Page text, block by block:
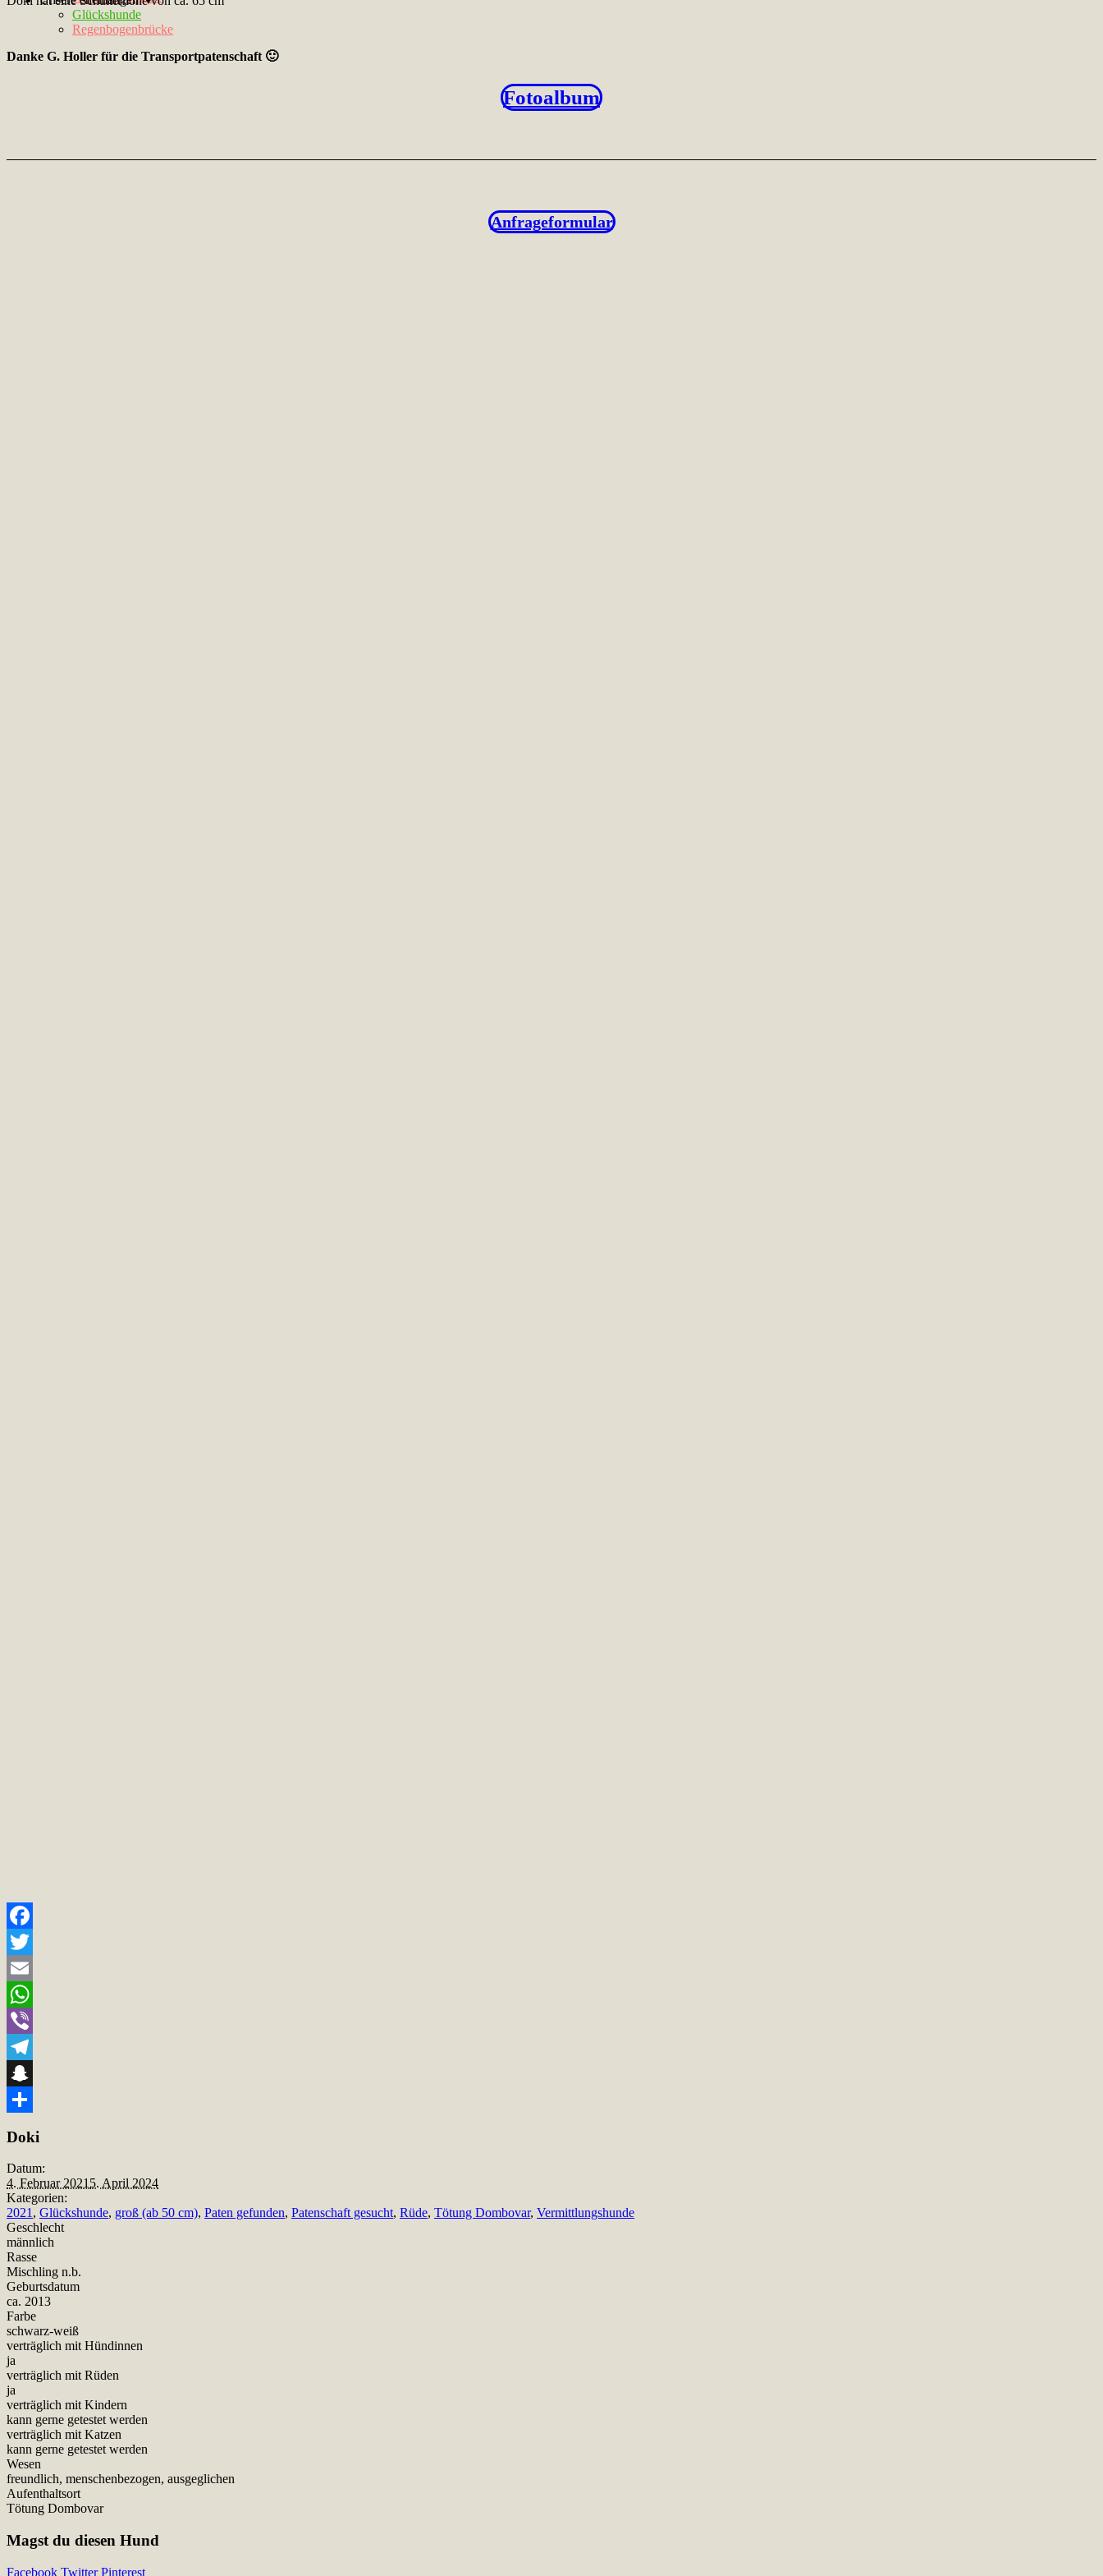
Glückshunde
Regenbogenbrücke
Danke G. Holler für die Transportpatenschaft 🙂
Fotoalbum
Anfrageformular
Facebook
Twitter
Email
WhatsApp
Viber
Telegram
Snapchat
Doki
Datum:
4. Februar 2021 5. April 2024
Kategorien:
2021 , Glückshunde, groß (ab 50 cm), Paten gefunden, Patenschaft gesucht, Rüde, Tötung Dombovar, Vermittlungshunde
Geschlecht
männlich
Rasse
Mischling n.b.
Geburtsdatum
ca. 2013
Farbe
schwarz-weiß
verträglich mit Hündinnen
ja
verträglich mit Rüden
ja
verträglich mit Kindern
kann gerne getestet werden
verträglich mit Katzen
kann gerne getestet werden
Wesen
freundlich, menschenbezogen, ausgeglichen
Aufenthaltsort
Tötung Dombovar
Magst du diesen Hund
Facebook Twitter Pinterest